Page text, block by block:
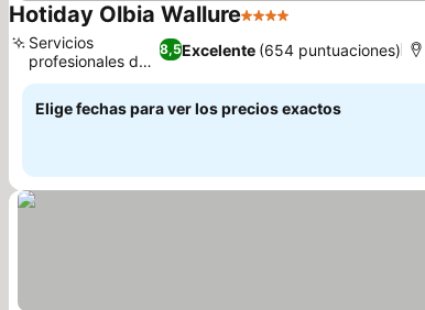
Hotiday Olbia Wallure4 Estrellas
8,5Excelente (654 puntuaciones)
Servicios
profesionales de
spa
Elige fechas para ver los precios exactos